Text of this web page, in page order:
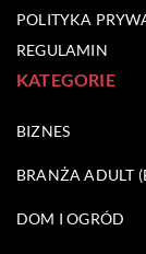
POLITYKA
REGULAMIN
KATEGORIE
BIZNES
BRANŻA ADULT
DOM I OGRÓD